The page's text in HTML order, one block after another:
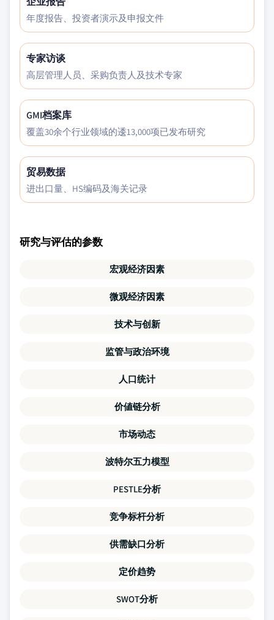
年度报告、投资者演示及申报文件
专家访谈
高层管理人员、采购负责人及技术专家
GMI档案库
覆盖30余个行业领域的逶13,000项已发布研究
贸易数据
进出口量、HS编码及海关记录
研究与评估的参数
宏观经济因素
微观经济因素
技术与创新
监管与政治环境
人口统计
价値链分析
市场动态
波特尔五力模型
PESTLE分析
竞争标杆分析
供需缺口分析
定价趋势
SWOT分析